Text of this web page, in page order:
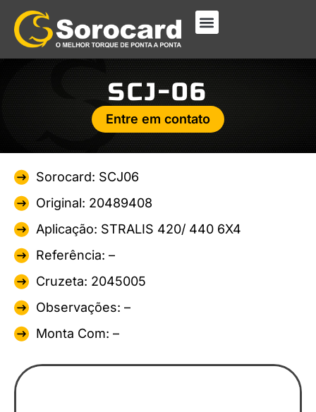
SCJ-06
Entre em contato
Sorocard: SCJ06
Original: 20489408
Aplicação: STRALIS 420/ 440 6X4
Referência: –
Cruzeta: 2045005
Observações: –
Monta Com: –